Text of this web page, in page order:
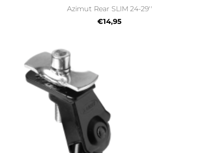
Azimut Rear SLIM 24-29''
€14,95